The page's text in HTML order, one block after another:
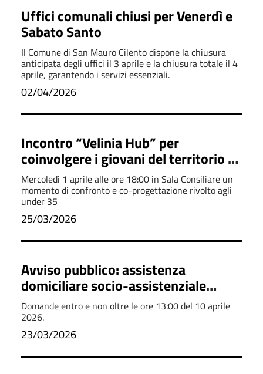
Uffici comunali chiusi per Venerdì e
Sabato Santo
Il Comune di San Mauro Cilento dispone la chiusura
anticipata degli uffici il 3 aprile e la chiusura totale il 4
aprile, garantendo i servizi essenziali.
02/04/2026
Incontro “Velinia Hub” per
coinvolgere i giovani del territorio -
Attività di concertazione
Mercoledì 1 aprile alle ore 18:00 in Sala Consiliare un
momento di confronto e co-progettazione rivolto agli
under 35
25/03/2026
Avviso pubblico: assistenza
domiciliare socio-assistenziale
anziani
Domande entro e non oltre le ore 13:00 del 10 aprile
2026.
23/03/2026